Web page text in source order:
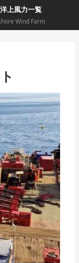
上風力一覧
Wind Farm